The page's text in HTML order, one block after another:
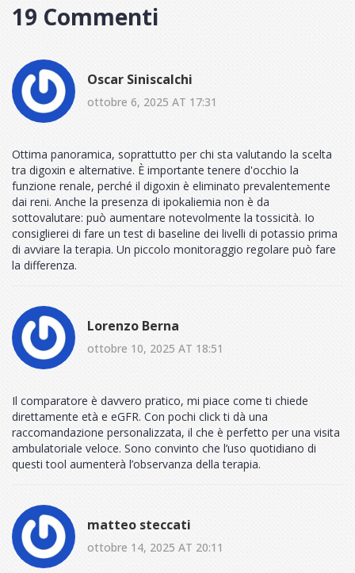
19 Commenti
Oscar Siniscalchi
ottobre 6, 2025 AT 17:31
Ottima panoramica, soprattutto per chi sta valutando la scelta
tra digoxin e alternative. È importante tenere d'occhio la
funzione renale, perché il digoxin è eliminato prevalentemente
dai reni. Anche la presenza di ipokaliemia non è da
sottovalutare: può aumentare notevolmente la tossicità. Io
consiglierei di fare un test di baseline dei livelli di potassio prima
di avviare la terapia. Un piccolo monitoraggio regolare può fare
la differenza.
Lorenzo Berna
ottobre 10, 2025 AT 18:51
Il comparatore è davvero pratico, mi piace come ti chiede
direttamente età e eGFR. Con pochi click ti dà una
raccomandazione personalizzata, il che è perfetto per una visita
ambulatoriale veloce. Sono convinto che l’uso quotidiano di
questi tool aumenterà l’observanza della terapia.
matteo steccati
ottobre 14, 2025 AT 20:11